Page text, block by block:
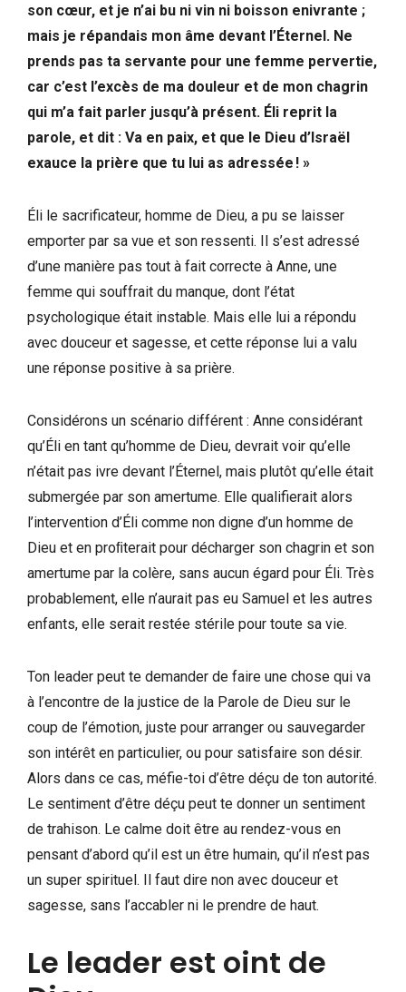
son cœur, et je n’ai bu ni vin ni boisson enivrante ;
mais je répandais mon âme devant l’Éternel. Ne
prends pas ta servante pour une femme pervertie,
car c’est l’excès de ma douleur et de mon chagrin
qui m’a fait parler jusqu’à présent. Éli reprit la
parole, et dit : Va en paix, et que le Dieu d’Israël
exauce la prière que tu lui as adressée ! »
Éli le sacrificateur, homme de Dieu, a pu se laisser
emporter par sa vue et son ressenti. Il s’est adressé
d’une manière pas tout à fait correcte à Anne, une
femme qui souffrait du manque, dont l’état
psychologique était instable. Mais elle lui a répondu
avec douceur et sagesse, et cette réponse lui a valu
une réponse positive à sa prière.
Considérons un scénario différent : Anne considérant
qu’Éli en tant qu’homme de Dieu, devrait voir qu’elle
n’était pas ivre devant l’Éternel, mais plutôt qu’elle était
submergée par son amertume. Elle qualifierait alors
l’intervention d’Éli comme non digne d’un homme de
Dieu et en proﬁterait pour décharger son chagrin et son
amertume par la colère, sans aucun égard pour Éli. Très
probablement, elle n’aurait pas eu Samuel et les autres
enfants, elle serait restée stérile pour toute sa vie.
Ton leader peut te demander de faire une chose qui va
à l’encontre de la justice de la Parole de Dieu sur le
coup de l’émotion, juste pour arranger ou sauvegarder
son intérêt en particulier, ou pour satisfaire son désir.
Alors dans ce cas, méfie-toi d’être déçu de ton autorité.
Le sentiment d’être déçu peut te donner un sentiment
de trahison. Le calme doit être au rendez-vous en
pensant d’abord qu’il est un être humain, qu’il n’est pas
un super spirituel. Il faut dire non avec douceur et
sagesse, sans l’accabler ni le prendre de haut.
Le leader est oint de